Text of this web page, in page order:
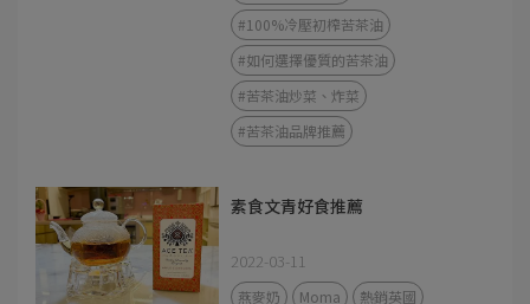
#100%冷壓初榨苦茶油
#如何選擇優質的苦茶油
#苦茶油炒菜、炸菜
#苦茶油品牌推薦
素食文青好食推薦
2022-03-11
燕麥奶 Moma
熱銷英國